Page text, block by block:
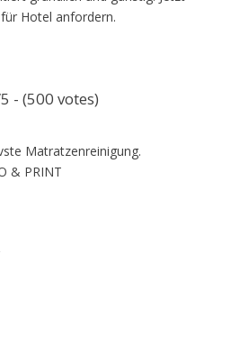
Hotel anfordern.
- (500 votes)
Matratzenreinigung.
& PRINT